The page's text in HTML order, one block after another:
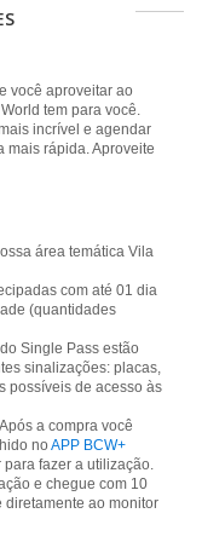
você aproveitar ao
tem para você.
incrível e agendar
mais rápida. Aproveite
área temática Vila
com até 01 dia
(quantidades
Single Pass estão
sinalizações: placas,
possíveis de acesso às
a compra você
no APP BCW+
para fazer a utilização.
e chegue com 10
diretamente ao monitor